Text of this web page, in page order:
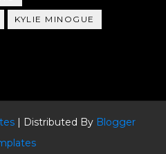
KYLIE MINOGUE
| Distributed By Blogger